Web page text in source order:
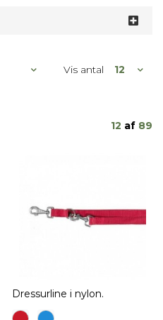
Vis antal
12 af 89
Dressurline i nylon.